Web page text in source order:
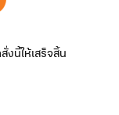
นี้ให้เสร็จสิ้น